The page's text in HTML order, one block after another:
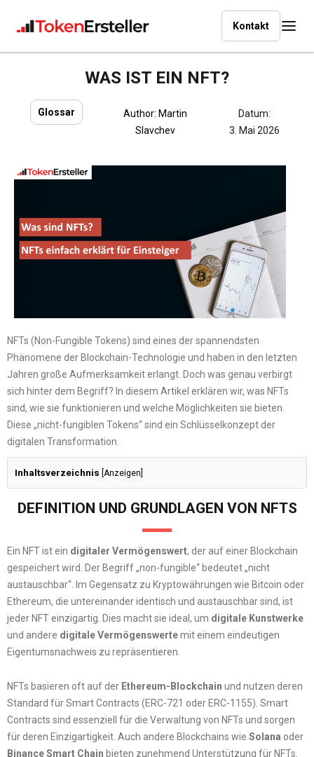
Kontakt
WAS IST EIN NFT?
Glossar Author: Martin
Slavchev
Datum:
3. Mai 2026
NFTs (Non-Fungible Tokens) sind eines der spannendsten
Phänomene der Blockchain-Technologie und haben in den letzten
Jahren große Aufmerksamkeit erlangt. Doch was genau verbirgt
sich hinter dem Begriff? In diesem Artikel erklären wir, was NFTs
sind, wie sie funktionieren und welche Möglichkeiten sie bieten.
Diese „nicht-fungiblen Tokens“ sind ein Schlüsselkonzept der
digitalen Transformation.
Inhaltsverzeichnis Anzeigen
DEFINITION UND GRUNDLAGEN VON NFTS
Ein NFT ist ein digitaler Vermögenswert, der auf einer Blockchain
gespeichert wird. Der Begriff „non-fungible“ bedeutet „nicht
austauschbar“. Im Gegensatz zu Kryptowährungen wie Bitcoin oder
Ethereum, die untereinander identisch und austauschbar sind, ist
jeder NFT einzigartig. Dies macht sie ideal, um digitale Kunstwerke
und andere digitale Vermögenswertemit einem eindeutigen
Eigentumsnachweis zu repräsentieren.
NFTs basieren oft auf der Ethereum-Blockchain und nutzen deren
Standard für Smart Contracts (ERC-721 oder ERC-1155). Smart
Contracts sind essenziell für die Verwaltung von NFTs und sorgen
für deren Einzigartigkeit. Auch andere Blockchains wie Solana oder
Binance Smart Chain bieten zunehmend Unterstützung für NFTs.